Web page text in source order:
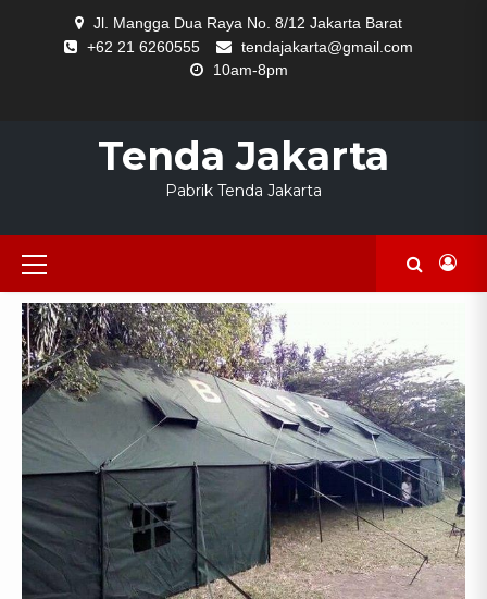
Jl. Mangga Dua Raya No. 8/12 Jakarta Barat
+62 21 6260555
tendajakarta@gmail.com
10am-8pm
Tenda Jakarta
Pabrik Tenda Jakarta
Primary
Menu